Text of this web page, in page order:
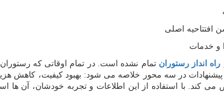
افتتاحیه اصلی
و خدمات
راه انداز رستوران تمام نشده است. در تمام اوقاتی که
پیشنهادات در سه محور خلاصه می شود: بهبود کیفیت، کاهش
کند. با استفاده از این اطلاعات و تجربه خودشان، آن ها